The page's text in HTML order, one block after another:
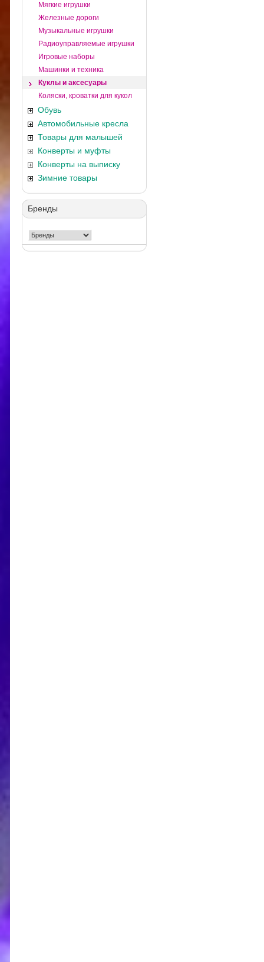
Мягкие игрушки
Железные дороги
Музыкальные игрушки
Радиоуправляемые игрушки
Игровые наборы
Машинки и техника
Куклы и аксесуары
Коляски, кроватки для кукол
Обувь
Автомобильные кресла
Товары для малышей
Конверты и муфты
Конверты на выписку
Зимние товары
Бренды